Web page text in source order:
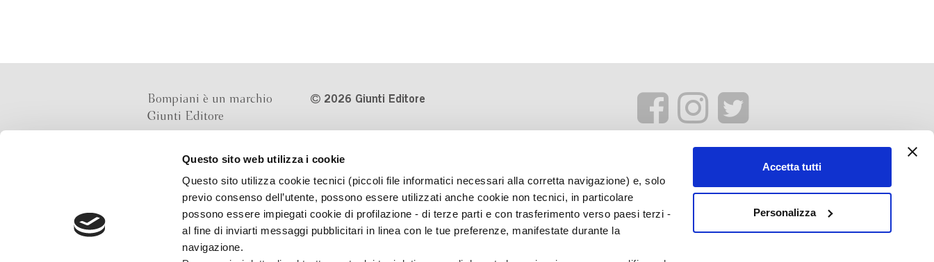
Questo sito web utilizza i cookie
Questo sito utilizza cookie tecnici (piccoli file informatici necessari alla corretta navigazione) e, solo
previo consenso dell’utente, possono essere utilizzati anche cookie non tecnici, in particolare
possono essere impiegati cookie di profilazione - di terze parti e con trasferimento verso paesi terzi -
al fine di inviarti messaggi pubblicitari in linea con le tue preferenze, manifestate durante la
navigazione.
Accetta tutti
Personalizza
Bompiani è un marchio
Giunti Editore
Via Bolognese 165,
50139 Firenze
Via G.B.Pirelli 30,
2026 Giunti Editore
Numero d'iscrizione al Registro
Imprese di Milano REA 1327444
Informativa sulla privacy